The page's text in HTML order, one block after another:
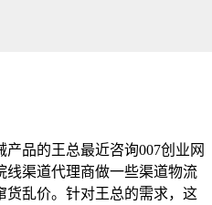
品的王总最近咨询007创业网
线渠道代理商做一些渠道物流
货乱价。针对王总的需求，这